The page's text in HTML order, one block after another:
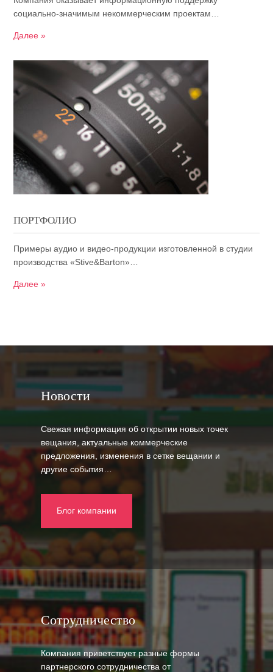
социально-значимым некоммерческим проектам…
Далее »
ПОРТФОЛИО
Примеры аудио и видео-продукции изготовленной в студии
производства «Stive&Barton»…
Далее »
Новости
Свежая информация об открытии новых точек
вещания, актуальные коммерческие
предложения, изменения в сетке вещании и
другие события…
Блог компании
Сотрудничество
Компания приветствует разные формы
партнерского сотрудничества от